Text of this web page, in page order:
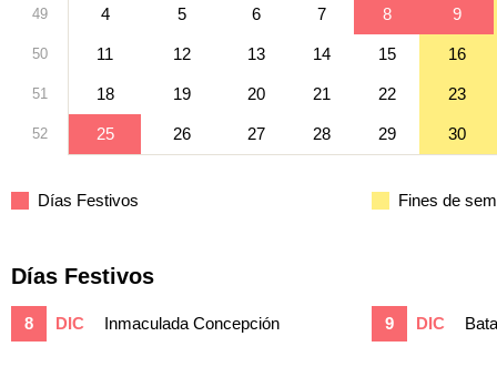
49 4 5 6 7 8 9
50 11 12 13 14 15 16
51 18 19 20 21 22 23
52 25 26 27 28 29 30
Días Festivos Fines de
Días Festivos
8 DIC Inmaculada Concepción 9 DIC